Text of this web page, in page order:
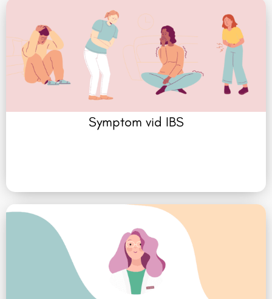
Symptom vid IBS